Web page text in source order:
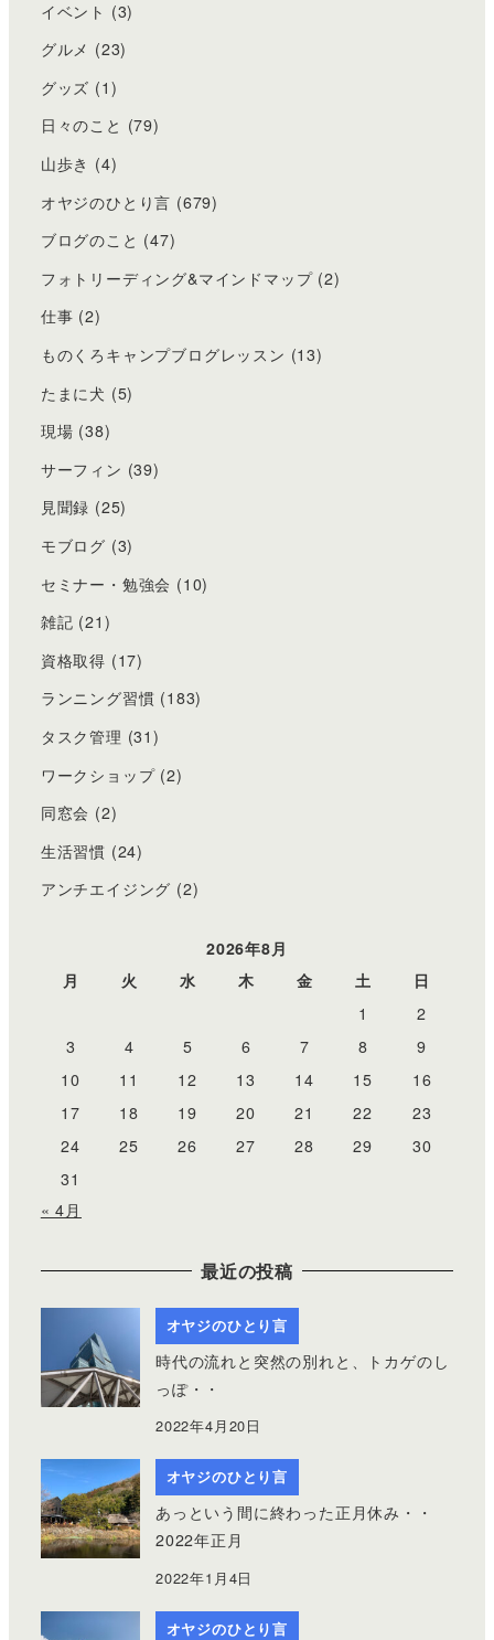
イベント (3)
グルメ (23)
グッズ (1)
日々のこと (79)
山歩き (4)
オヤジのひとり言 (679)
ブログのこと (47)
フォトリーディング&マインドマップ(2)
仕事 (2)
ものくろキャンプブログレッスン (13)
たまに犬 (5)
現場 (38)
サーフィン (39)
見聞録 (25)
モブログ (3)
セミナー・勉強会 (10)
雑記 (21)
資格取得 (17)
ランニング習慣 (183)
タスク管理 (31)
ワークショップ(2)
同窓会 (2)
生活習慣 (24)
アンチエイジング (2)
2026年8月
月
火 水 木 金 土
日
1
2
3
4 5 6 7 8
9
10
11 12 13 14 15
16
17
18 19 20 21 22
23
24
25 26 27 28 29
30
31
« 4月
最近の投稿
オヤジのひとり言
時代の流れと突然の別れと、トカゲのし
っぽ・・
2022年4月20日
オヤジのひとり言
あっという間に終わった正月休み・・
2022年正月
2022年1月4日
オヤジのひとり言